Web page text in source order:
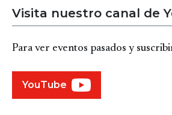
Visita nuestro canal de
Para ver eventos pasados y
YouTube